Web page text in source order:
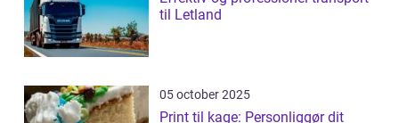
til Letland
05 october 2025
Print til kage: Personliggør dit